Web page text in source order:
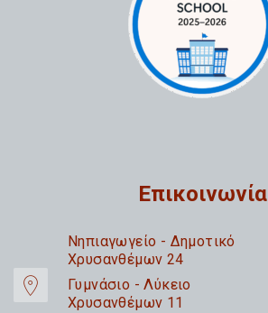
Επικοινωνία
Nηπιαγωγείο - Δημοτικό
Χρυσανθέμων 24
Γυμνάσιο - Λύκειο
Χρυσανθέμων 11